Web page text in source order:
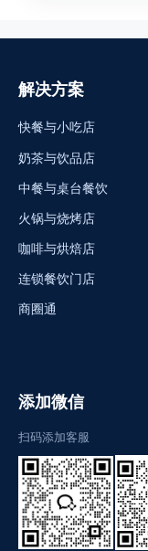
解决方案
快餐与小吃店
奶茶与饮品店
中餐与桌台餐饮
火锅与烧烤店
咖啡与烘焙店
连锁餐饮门店
商圈通
添加微信
扫码添加客服